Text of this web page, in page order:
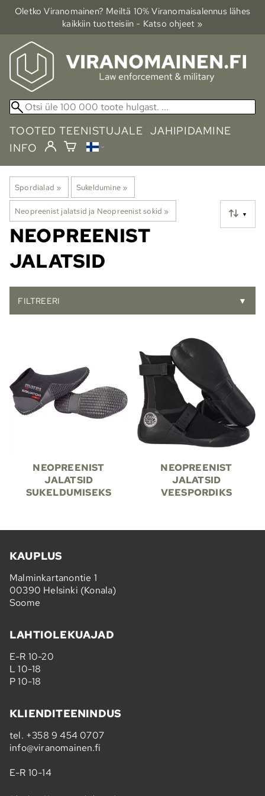
Oletko Viranomainen? Meiltä 10% Viranomais­alennus lähes
kaikkiin tuotteisiin - Katso ohjeet »
TOOTED TEENISTUJALE JAHIPIDAMINE
INFO
Spordialad ‪» Sukeldumine ‪»
Neopreenist jalatsid ja Neopreenist sokid ‪» ▼
NEOPREENIST
JALATSID
FILTREERI ▼
NEOPREENIST
JALATSID
SUKELDUMISEKS
NEOPREENIST
JALATSID
VEESPORDIKS
KAUPLUS
Malminkartanontie 1
00390 Helsinki (Konala)
Soome
LAHTIOLEKUAJAD
E-R 10-20
L 10-18
P 10-18
KLIENDITEENINDUS
tel. +358 9 454 0707
info@viranomainen.fi
E-R 10-14